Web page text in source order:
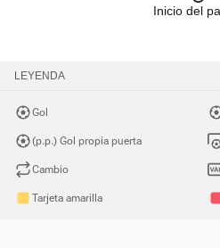
Inicio del
LEYENDA
Gol
(p.p.) Gol propia puerta
Cambio
Tarjeta amarilla